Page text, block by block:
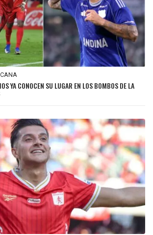
YA CONOCEN SU LUGAR EN LOS BOMBOS DE LA